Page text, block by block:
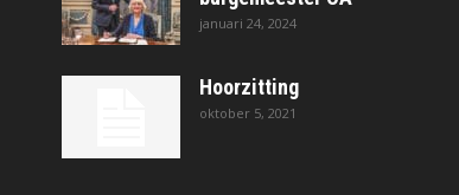
januari 24, 2024
Hoorzitting
oktober 5, 2021